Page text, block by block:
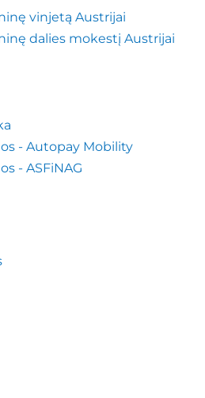
vinjetą Austrijai
dalies mokestį Austrijai
- Autopay Mobility
- ASFiNAG